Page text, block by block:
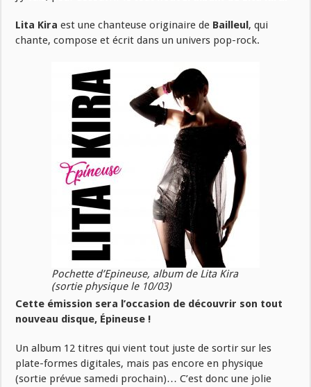
Lita Kira est une chanteuse originaire de Bailleul, qui
chante, compose et écrit dans un univers pop-rock.
Pochette d’Epineuse, album de Lita Kira
(sortie physique le 10/03)
Cette émission sera l’occasion de découvrir son tout
nouveau disque, Épineuse !
Un album 12 titres qui vient tout juste de sortir sur les
plate-formes digitales, mais pas encore en physique
(sortie prévue samedi prochain)… C’est donc une jolie